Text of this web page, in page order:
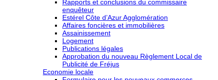
Rapports et conclusions du commissaire
enquêteur
Estérel Côte d’Azur Agglomération
Affaires foncières et immobilières
Assainissement
Logement
Publications légales
Approbation du nouveau Règlement Local de
Publicité de Fréjus
Economie locale